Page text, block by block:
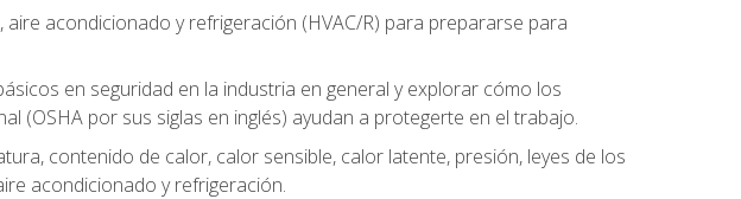
acondicionado y refrigeración (HVAC/R) para prepararse para
en seguridad en la industria en general y explorar cómo los
(OSHA por sus siglas en inglés) ayudan a protegerte en el trabajo.
contenido de calor, calor sensible, calor latente, presión, leyes de los
acondicionado y refrigeración.